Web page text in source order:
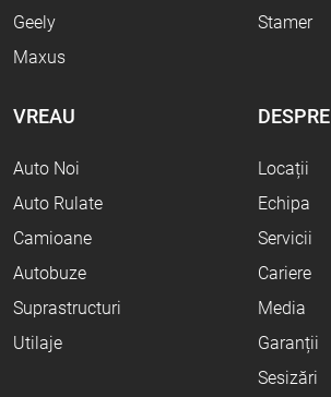
Geely
Maxus
Stamer
VREAU
Auto Noi
Auto Rulate
Camioane
Autobuze
Suprastructuri
Utilaje
DESPRE
Locații
Echipa
Servicii
Cariere
Media
Garanții
Sesizări